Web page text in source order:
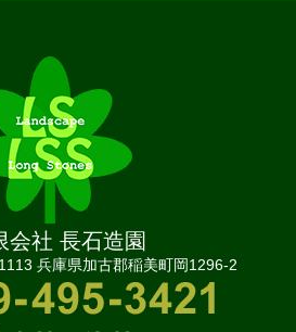
会社 長石造園
兵庫県加古郡稲美町岡1296-2